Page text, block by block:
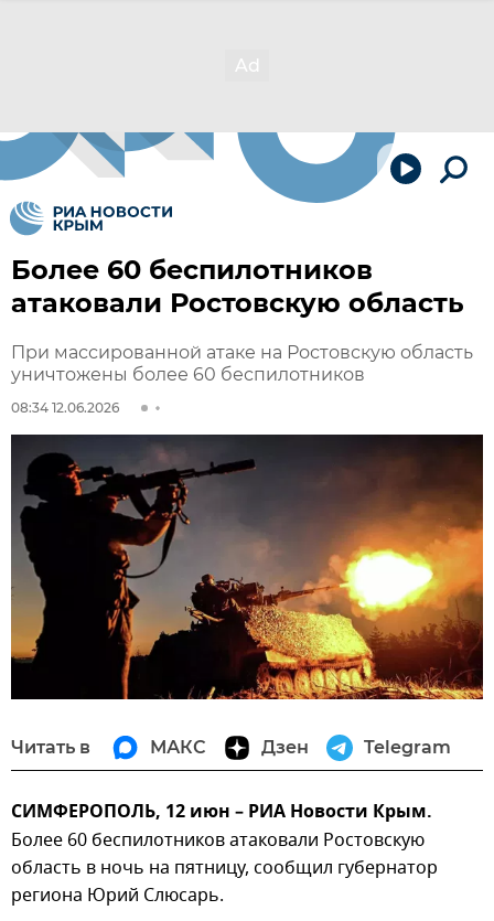
Более 60 беспилотников
атаковали Ростовскую область
При массированной атаке на Ростовскую область
уничтожены более 60 беспилотников
08:34 12.06.2026
Читать в МАКС Дзен Telegram
СИМФЕРОПОЛЬ, 12 июн – РИА Новости Крым.
Более 60 беспилотников атаковали Ростовскую
область в ночь на пятницу, сообщил губернатор
региона Юрий Слюсарь.